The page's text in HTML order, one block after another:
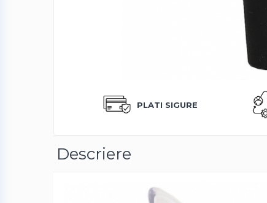
PC, Periferice & Accesorii IT
PLATI SIGURE
Descriere